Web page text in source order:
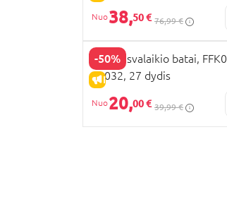
38,50 € 76,99 €
-50%
IŠPARDAVIMAS
FILA laisvalaikio batai,
53032, 27 dydis
20,00 € 39,99 €